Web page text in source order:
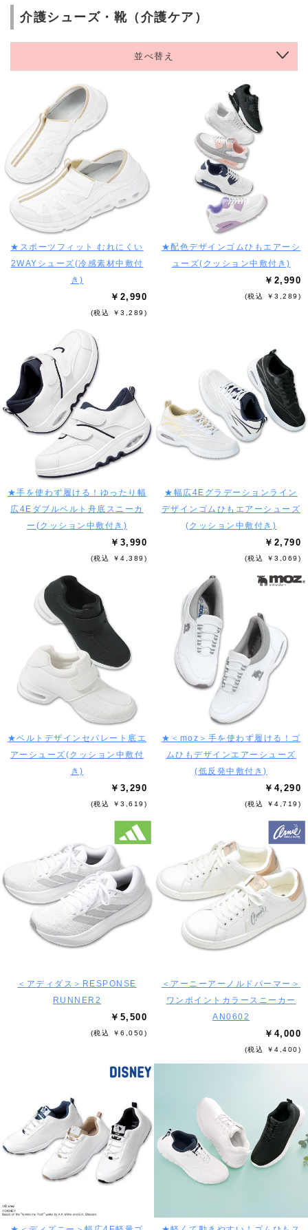
介護シューズ・靴（介護ケア）
並べ替え
★スポーツフィット むれにくい
2WAYシューズ(冷感素材中敷付
き)
￥2,990
(税込 ￥3,289)
★配色デザインゴムひもエアーシ
ューズ(クッション中敷付き)
￥2,990
(税込 ￥3,289)
★手を使わず履ける！ゆったり幅
広4Eダブルベルト舟底スニーカ
ー(クッション中敷付き)
￥3,990
(税込 ￥4,389)
★幅広4Eグラデーションライン
デザインゴムひもエアーシューズ
(クッション中敷付き)
￥2,790
(税込 ￥3,069)
★ベルトデザインセパレート底エ
アーシューズ(クッション中敷付
き)
￥3,290
(税込 ￥3,619)
★＜moz＞手を使わず履ける！ゴ
ムひもデザインエアーシューズ
(低反発中敷付き)
￥4,290
(税込 ￥4,719)
＜アディダス＞RESPONSE
RUNNER2
￥5,500
(税込 ￥6,050)
＜アーニーアーノルドパーマー＞
ワンポイントカラースニーカー
AN0602
￥4,000
(税込 ￥4,400)